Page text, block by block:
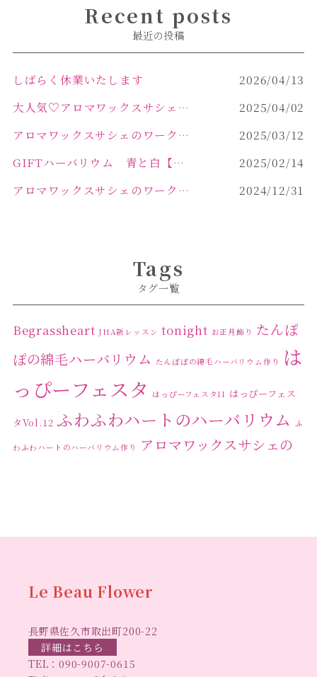
Recent posts
最近の投稿
しばらく休業いたします
2026/04/13
大人気♡アロマワックスサシェ作り
2025/04/02
アロマワックスサシェのワークショップinPOLA中込原店 VOL.2
2025/03/12
GIFTハーバリウム 青と白【佐久市 ハーバリウム ギフト】
2025/02/14
アロマワックスサシェのワークショップinPOLA中込原店ご報告【佐久市 キャンドル サシェ】
2024/12/31
Tags
タグ一覧
Begrassheart JHA新レッスン tonight お正月飾り たんぽ
ぽの綿毛ハーバリウム たんぽぽの綿毛ハーバリウム作り
は
っぴーフェスタ
はっぴーフェスタ11 はっぴーフェス
タVol.12 ふわふわハートのハーバリウム ふ
わふわハートのハーバリウム作り
アロマワックスサシェの
リウムレッスン
スハート ベッドサイドライト
Le Beau Flower
長野県佐久市取出町200-22
詳細はこちら
TEL：090-9007-0615